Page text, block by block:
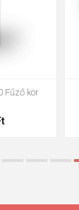
Fűző kör